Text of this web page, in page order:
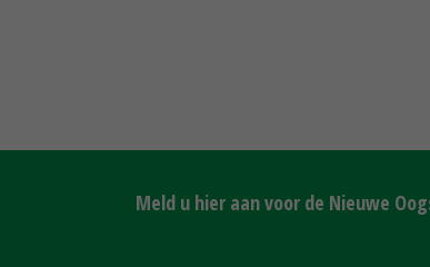
Meld u hier aan voor de Nieuwe